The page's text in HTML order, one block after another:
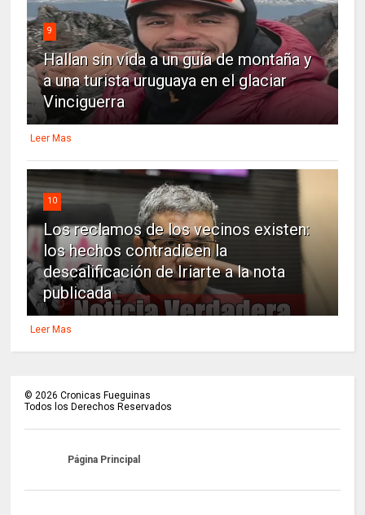
9
Hallan sin vida a un guía de montaña y
a una turista uruguaya en el glaciar
Vinciguerra
Leer Mas
10
Los reclamos de los vecinos existen:
los hechos contradicen la
descalificación de Iriarte a la nota
publicada
Leer Mas
© 2026 Cronicas Fueguinas
Todos los Derechos Reservados
Página Principal